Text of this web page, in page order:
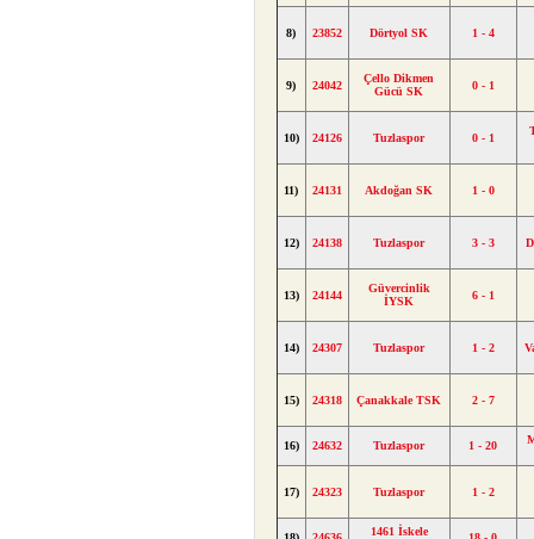
8) 23852 Dörtyol SK 1 - 4
9) 24042
Çello Dikmen
Gücü SK
0 - 1
10) 24126 Tuzlaspor 0 - 1
11) 24131 Akdoğan SK 1 - 0
12) 24138 Tuzlaspor 3 - 3
13) 24144
Güvercinlik
İYSK
6 - 1
14) 24307 Tuzlaspor 1 - 2
15) 24318 Çanakkale TSK 2 - 7
16) 24632 Tuzlaspor 1 - 20
17) 24323 Tuzlaspor 1 - 2
1461 İskele